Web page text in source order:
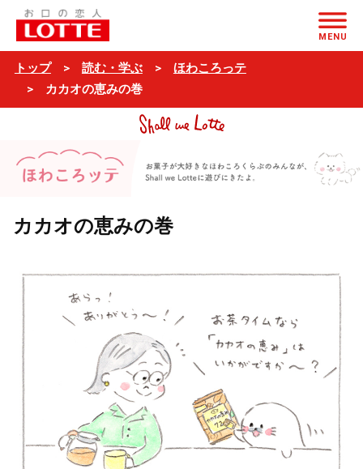
MENU
トップ 読む・学ぶ
ほわころっテ
カカオの恵みの巻
カカオの恵みの巻